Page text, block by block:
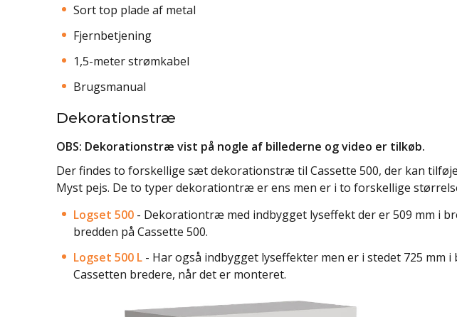
Sort top plade af metal
Fjernbetjening
1,5-meter strømkabel
Brugsmanual
Dekorationstræ
OBS: Dekorationstræ vist på nogle af billederne og video er tilkøb.
Der findes to forskellige sæt dekorationstræ til Cassette 500, der kan
Myst pejs. De to typer dekorationtræ er ens men er i to forskellige
Logset 500 - Dekorationtræ med indbygget lyseffekt der er 509 mm i
bredden på Cassette 500.
Logset 500 L - Har også indbygget lyseffekter men er i stedet 725 mm
Cassetten bredere, når det er monteret.